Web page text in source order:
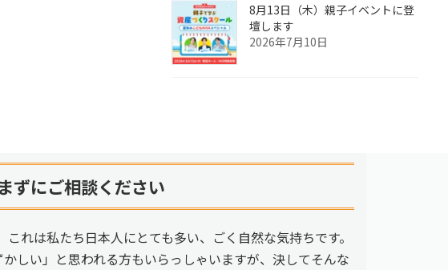
8月13日（木）親子イベントに登
壇します
2026年7月10日
ずにご相談ください
れは私たち日本人にとても多い、ごく自然な気持ちです。
しい」と思われる方もいらっしゃいますが、決してそんな